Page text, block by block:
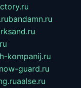
bandamn.ru
kompanij.ru
guard.ru
aalse.ru